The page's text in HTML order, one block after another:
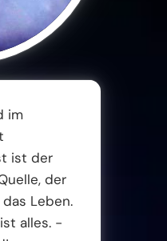
im
ist der
der
Leben.
alles. -